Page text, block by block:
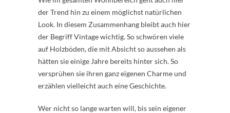
der Trend hin zu einem möglichst natürlichen
Look. In diesem Zusammenhang bleibt auch hier
der Begriff Vintage wichtig. So schwören viele
auf Holzböden, die mit Absicht so aussehen als
hätten sie einige Jahre bereits hinter sich. So
versprühen sie ihren ganz eigenen Charme und
erzählen vielleicht auch eine Geschichte.
Wer nicht so lange warten will, bis sein eigener